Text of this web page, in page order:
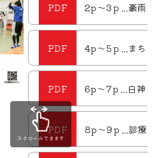
2p～3ｐ...豪雨
4p～5ｐ...まち
6p～7ｐ...白神
8p～9ｐ...診療
スクロールできます